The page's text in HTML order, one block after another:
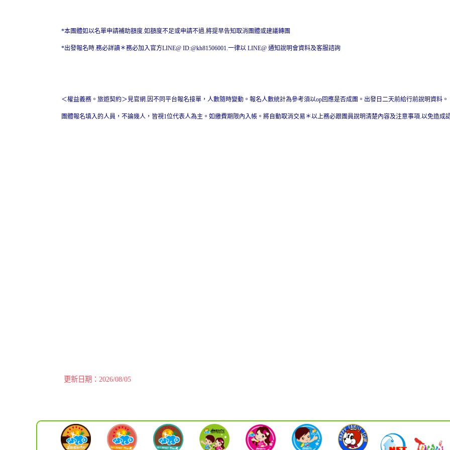
*本團體如以名單申請補助額度.如額度不足或申請不過.將提早告知取消團體或建議轉團
*出發報名時.務必詳讀＊務必加入官方LINE@ ID:@kh81506001.一律以 LINE@ 通知說明會資料及客服諮詢
＜權益義務。旅遊契約＞見官網.因不同平台報名接單，人數隨時變動。報名人數統計為參考須以op回應是否成團。出發日二天前給行前說明資料。
團體報名填入的人員，不論幾人，皆視1位代表人為主。如繳費期限內入帳。將自動取消交易＊以上務必跟團員說明清楚內容及注意事項.以免造成
更新日期：2026/08/05